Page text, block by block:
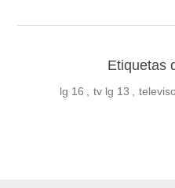
Etiquetas
lg 16 , tv lg 13 ,